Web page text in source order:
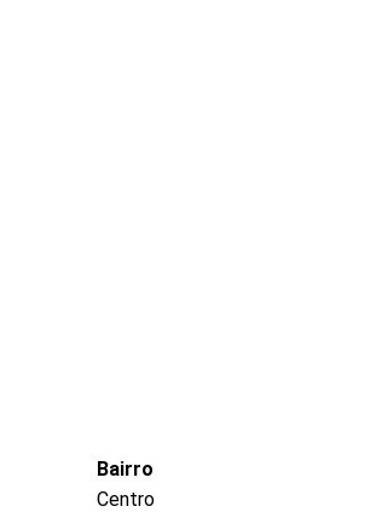
Bairro
Centro